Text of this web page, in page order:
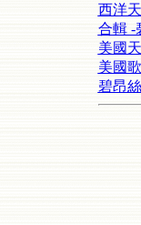
西洋
合輯 -
美國
美國
碧昂